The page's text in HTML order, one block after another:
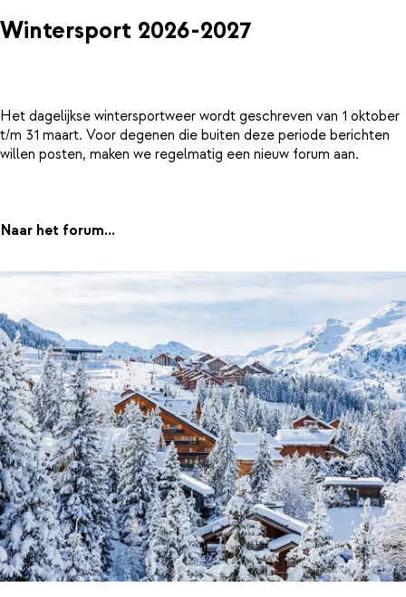
Wintersport 2026-2027
Het dagelijkse wintersportweer wordt geschreven van 1 oktober
t/m 31 maart. Voor degenen die buiten deze periode berichten
willen posten, maken we regelmatig een nieuw forum aan.
Naar het forum...